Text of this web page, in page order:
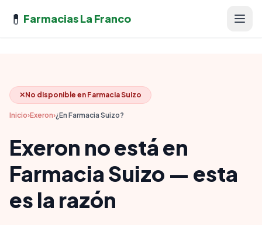
💊 Farmacias La Franco
✕No disponible en Farmacia Suizo
Inicio›Exeron›¿En Farmacia Suizo?
Exeron no está en
Farmacia Suizo — esta
es la razón